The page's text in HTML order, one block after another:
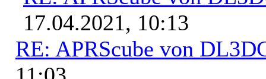
17.04.2021, 10:13
RE: APRScube von